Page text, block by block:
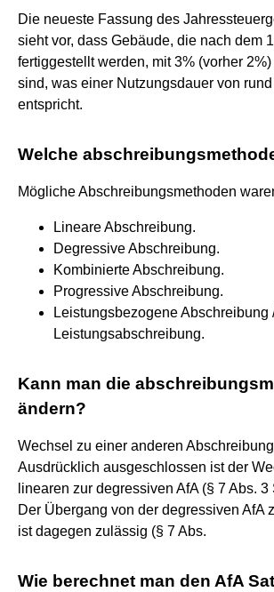
Die neueste Fassung des
sieht vor, dass Gebäude, die nach dem
fertiggestellt werden, mit 3% (vorher
sind, was einer Nutzungsdauer von
entspricht.
Welche
Mögliche Abschreibungsmethoden
Lineare Abschreibung.
Degressive Abschreibung.
Kombinierte Abschreibung.
Progressive Abschreibung.
Leistungsbezogene Abschreibung
Leistungsabschreibung.
Kann man die
ändern?
Wechsel zu einer anderen
Ausdrücklich ausgeschlossen ist der
linearen zur degressiven AfA (§ 7 Abs. 3
Der Übergang von der degressiven AfA
ist dagegen zulässig (§ 7 Abs.
Wie berechnet man den AfA